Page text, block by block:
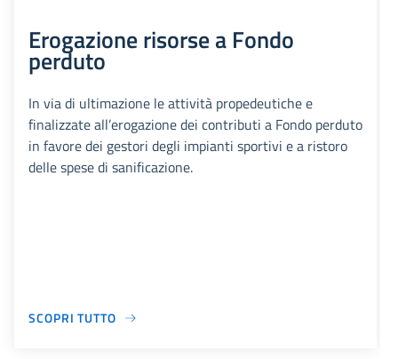
Erogazione risorse a Fondo
perduto
In via di ultimazione le attività propedeutiche e
finalizzate all’erogazione dei contributi a Fondo perduto
in favore dei gestori degli impianti sportivi e a ristoro
delle spese di sanificazione.
SCOPRI TUTTO